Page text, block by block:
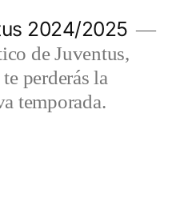
2024/2025
de Juventus,
perderás la
temporada.